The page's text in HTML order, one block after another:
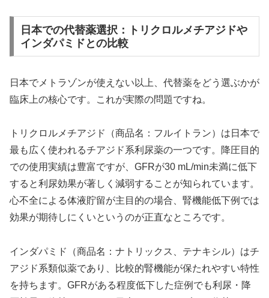
日本での代替薬選択：トリクロルメチアジドや
インダパミドとの比較
日本でメトラゾンが使えない以上、代替薬をどう選ぶかが
臨床上の核心です。これが実際の問題ですね。
トリクロルメチアジド（商品名：フルイトラン）は日本で
最も広く使われるチアジド系利尿薬の一つです。降圧目的
での使用実績は豊富ですが、GFRが30 mL/min未満に低下
すると利尿効果が著しく減弱することが知られています。
心不全による体液貯留が主目的の場合、腎機能低下例では
効果が期待しにくいというのが正直なところです。
インダパミド（商品名：ナトリックス、テナキシル）はチ
アジド系類似薬であり、比較的腎機能が保たれやすい特性
を持ちます。GFRがある程度低下した症例でも利尿・降